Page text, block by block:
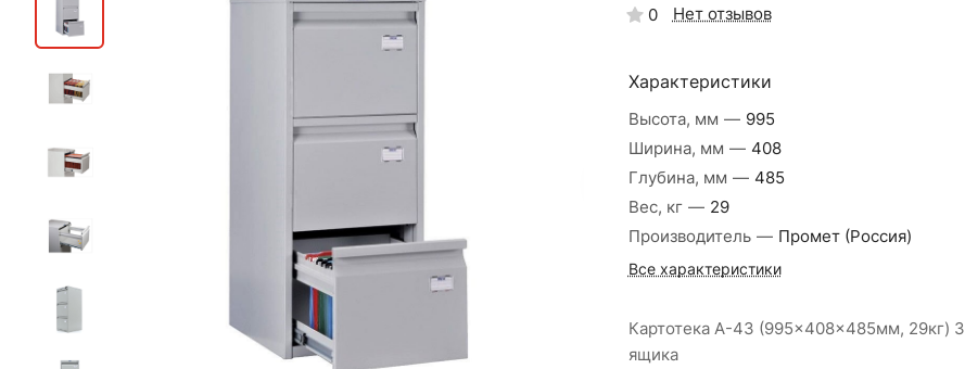
0 Нет отзывов
Характеристики
Высота, мм — 995
Ширина, мм — 408
Глубина, мм — 485
Вес, кг — 29
Производитель — Промет (Россия)
Все характеристики
Картотека А-43 (995x408x485мм, 29кг) 3
ящика